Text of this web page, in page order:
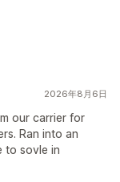
2026年8月6日
our carrier for
Ran into an
to sovle in